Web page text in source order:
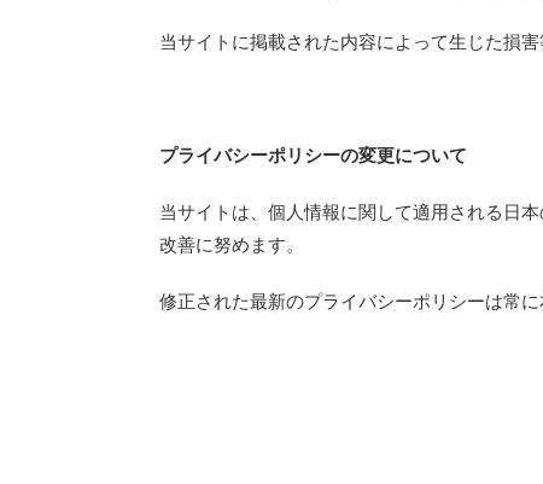
当サイトに掲載された内容によって生じた損
プライバシーポリシーの変更について
当サイトは、個人情報に関して適用される日
改善に努めます。
修正された最新のプライバシーポリシーは常に